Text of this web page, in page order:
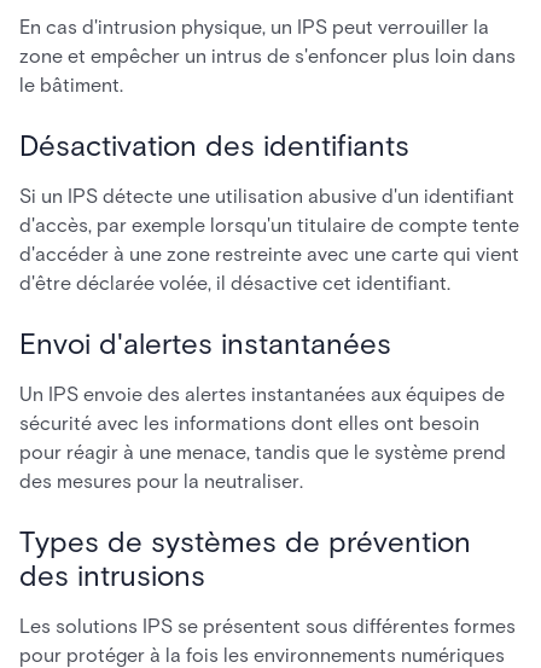
En cas d'intrusion physique, un IPS peut verrouiller la
zone et empêcher un intrus de s'enfoncer plus loin dans
le bâtiment.
Désactivation des identifiants
Si un IPS détecte une utilisation abusive d'un identifiant
d'accès, par exemple lorsqu'un titulaire de compte tente
d'accéder à une zone restreinte avec une carte qui vient
d'être déclarée volée, il désactive cet identifiant.
Envoi d'alertes instantanées
Un IPS envoie des alertes instantanées aux équipes de
sécurité avec les informations dont elles ont besoin
pour réagir à une menace, tandis que le système prend
des mesures pour la neutraliser.
Types de systèmes de prévention
des intrusions
Les solutions IPS se présentent sous différentes formes
pour protéger à la fois les environnements numériques